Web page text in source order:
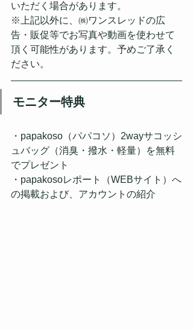
いただく場合があります。
※上記以外に、㈱ワンスレッドの広
告・販促等でお写真や動画を使わせて
頂く可能性があります。予めご了承く
ださい。
モニター特典
・papakoso（パパコソ）2wayサコッシ
ュバッグ（消臭・撥水・軽量）を無料
でプレゼント
・papakosoレポート（WEBサイト）へ
の掲載および、アカウントの紹介